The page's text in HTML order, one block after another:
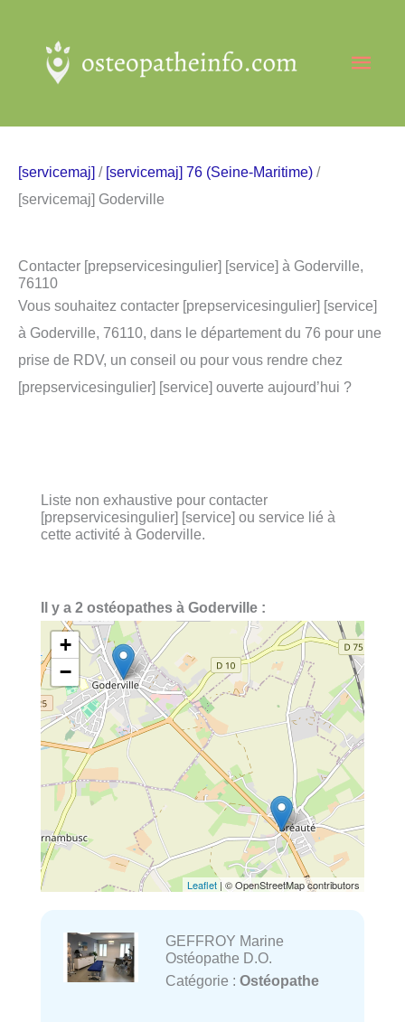
contenu
[servicemaj] / [servicemaj] 76 (Seine-Maritime) /
[servicemaj] Goderville
Contacter [prepservicesingulier] [service] à Goderville,
76110
Vous souhaitez contacter [prepservicesingulier] [service]
à Goderville, 76110, dans le département du 76 pour une
prise de RDV, un conseil ou pour vous rendre chez
[prepservicesingulier] [service] ouverte aujourd’hui ?
Liste non exhaustive pour contacter
[prepservicesingulier] [service] ou service lié à
cette activité à Goderville.
Il y a 2 ostéopathes à Goderville :
+
−
Leaflet| © OpenStreetMap contributors
GEFFROY Marine
Ostéopathe D.O.
Catégorie : Ostéopathe